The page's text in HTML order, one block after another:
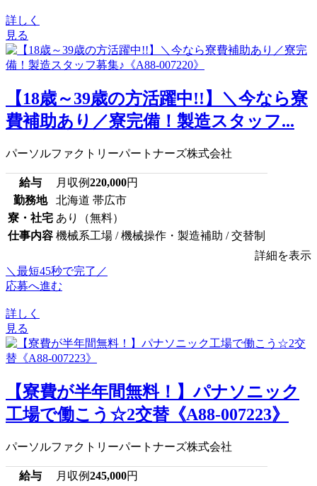
詳しく
見る
【18歳～39歳の方活躍中!!】＼今なら寮
費補助あり／寮完備！製造スタッフ...
パーソルファクトリーパートナーズ株式会社
給与 月収例220,000円
勤務地
北海道 帯広市
寮・社宅 あり（無料）
仕事内容 機械系工場 / 機械操作・製造補助 / 交替制
詳細を表示
＼最短45秒で完了／
応募へ進む
詳しく
見る
【寮費が半年間無料！】パナソニック
工場で働こう☆2交替《A88-007223》
パーソルファクトリーパートナーズ株式会社
給与 月収例245,000円